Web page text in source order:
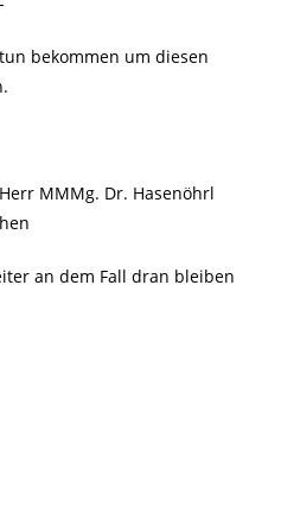
bekommen um diesen
MMMg. Dr. Hasenöhrl
an dem Fall dran bleiben